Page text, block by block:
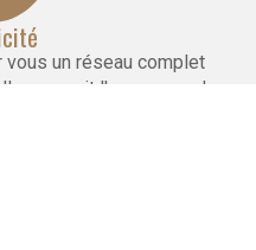
un réseau complet
que soit l'envergure du